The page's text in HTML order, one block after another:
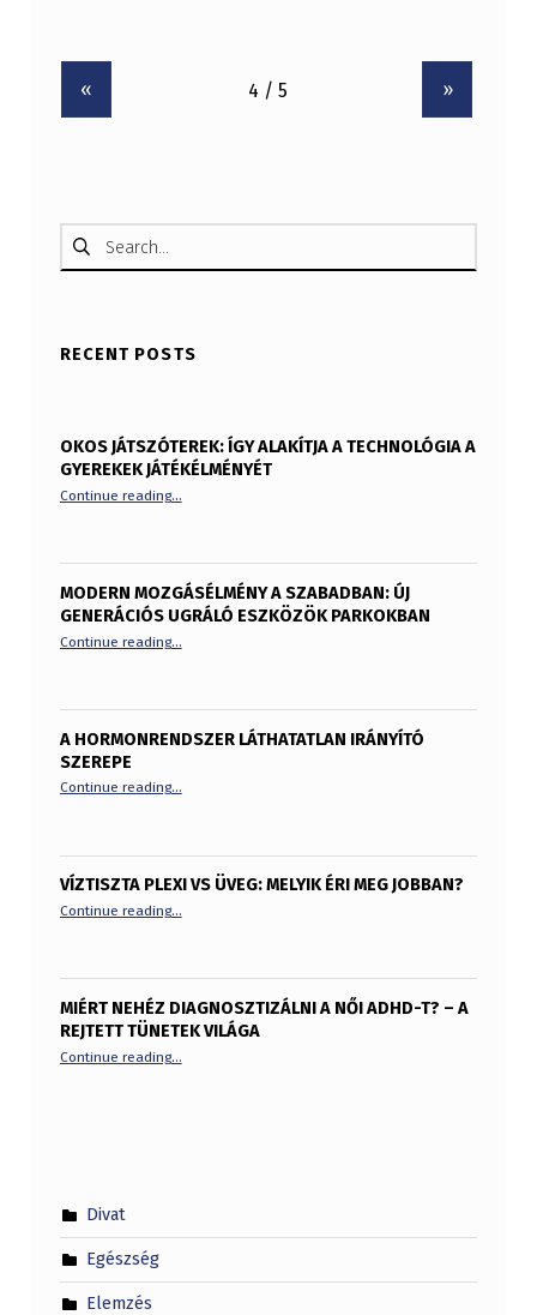
« »
Keresés:
RECENT POSTS
OKOS JÁTSZÓTEREK: ÍGY ALAKÍTJA A TECHNOLÓGIA A
GYEREKEK JÁTÉKÉLMÉNYÉT
Continue reading…
MODERN MOZGÁSÉLMÉNY A SZABADBAN: ÚJ
GENERÁCIÓS UGRÁLÓ ESZKÖZÖK PARKOKBAN
Continue reading…
A HORMONRENDSZER LÁTHATATLAN IRÁNYÍTÓ
SZEREPE
Continue reading…
VÍZTISZTA PLEXI VS ÜVEG: MELYIK ÉRI MEG JOBBAN?
Continue reading
“Víztiszta plexi vs üveg: melyik éri meg jobban?”
…
MIÉRT NEHÉZ DIAGNOSZTIZÁLNI A NŐI ADHD-T? – A
REJTETT TÜNETEK VILÁGA
Continue reading…
Divat
Egészség
Elemzés